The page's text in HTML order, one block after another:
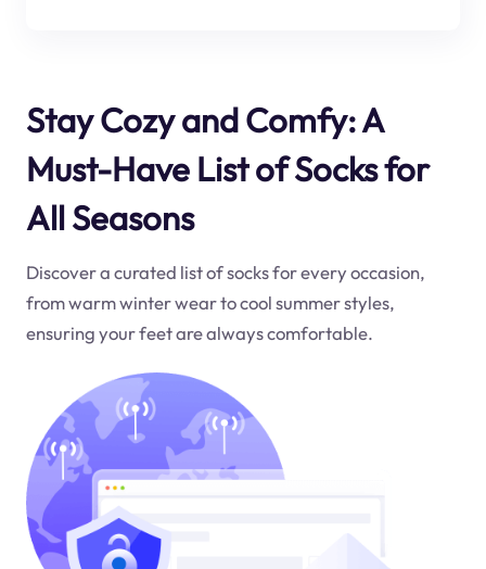
Stay Cozy and Comfy: A
Must-Have List of Socks for
All Seasons
Discover a curated list of socks for every occasion,
from warm winter wear to cool summer styles,
ensuring your feet are always comfortable.